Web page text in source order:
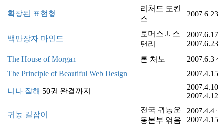
확장된 표현형
리처드 도킨
스
백만장자 마인드
토머스 J. 스
탠리
2007.6.23
The House of Morgan
론 처노
2007.6.3
The Principle of Beautiful Web Design
니나 잘해 50권 완결까지
2007.4.12
귀농 길잡이
전국 귀농운
동본부 엮음
2007.4.4
2007.4.15